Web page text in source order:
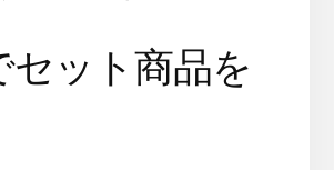
セット商品を